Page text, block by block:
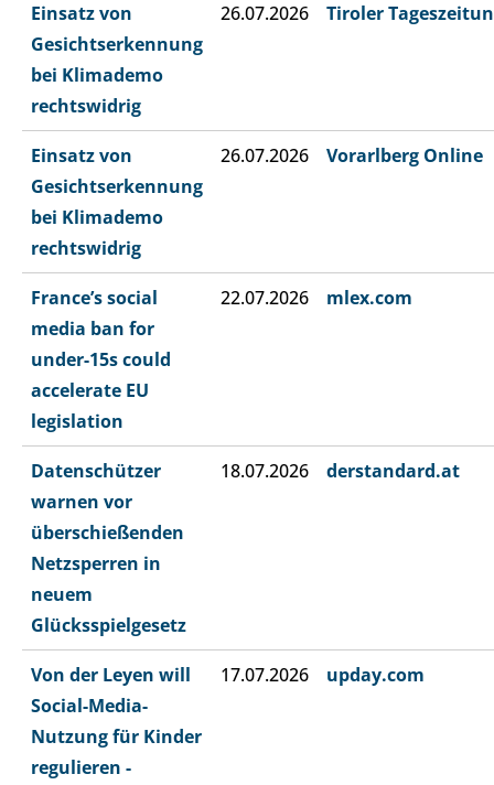
Einsatz von
Gesichtserkennung
bei Klimademo
rechtswidrig
26.07.2026 Tiroler
Einsatz von
Gesichtserkennung
bei Klimademo
rechtswidrig
26.07.2026 Vorarlberg Online
France’s social
media ban for
under-15s could
accelerate EU
legislation
22.07.2026 mlex.com
Datenschützer
warnen vor
überschießenden
Netzsperren in
neuem
Glücksspielgesetz
18.07.2026 derstandard.at
Von der Leyen will
Social-Media-
Nutzung für Kinder
regulieren -
17.07.2026 upday.com